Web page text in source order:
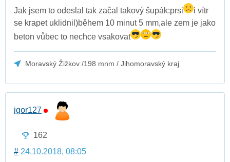
Jak jsem to odeslal tak začal takový šupák:prsi
i vítr
se krapet uklidnil)během 10 minut 5 mm,ale zem je jako
beton vůbec to nechce vsakovat
Moravský Žižkov /198 mnm / Jihomoravský kraj
igor127
162
# 24.10.2018, 08:05